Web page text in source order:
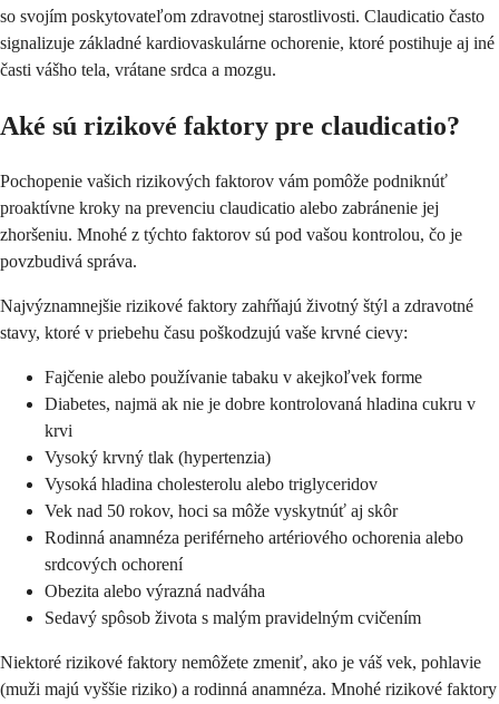
so svojím poskytovateľom zdravotnej starostlivosti. Claudicatio často
signalizuje základné kardiovaskulárne ochorenie, ktoré postihuje aj iné
časti vášho tela, vrátane srdca a mozgu.
Aké sú rizikové faktory pre claudicatio?
Pochopenie vašich rizikových faktorov vám pomôže podniknúť
proaktívne kroky na prevenciu claudicatio alebo zabránenie jej
zhoršeniu. Mnohé z týchto faktorov sú pod vašou kontrolou, čo je
povzbudivá správa.
Najvýznamnejšie rizikové faktory zahŕňajú životný štýl a zdravotné
stavy, ktoré v priebehu času poškodzujú vaše krvné cievy:
Fajčenie alebo používanie tabaku v akejkoľvek forme
Diabetes, najmä ak nie je dobre kontrolovaná hladina cukru v
krvi
Vysoký krvný tlak (hypertenzia)
Vysoká hladina cholesterolu alebo triglyceridov
Vek nad 50 rokov, hoci sa môže vyskytnúť aj skôr
Rodinná anamnéza periférneho artériového ochorenia alebo
srdcových ochorení
Obezita alebo výrazná nadváha
Sedavý spôsob života s malým pravidelným cvičením
Niektoré rizikové faktory nemôžete zmeniť, ako je váš vek, pohlavie
(muži majú vyššie riziko) a rodinná anamnéza. Mnohé rizikové faktory